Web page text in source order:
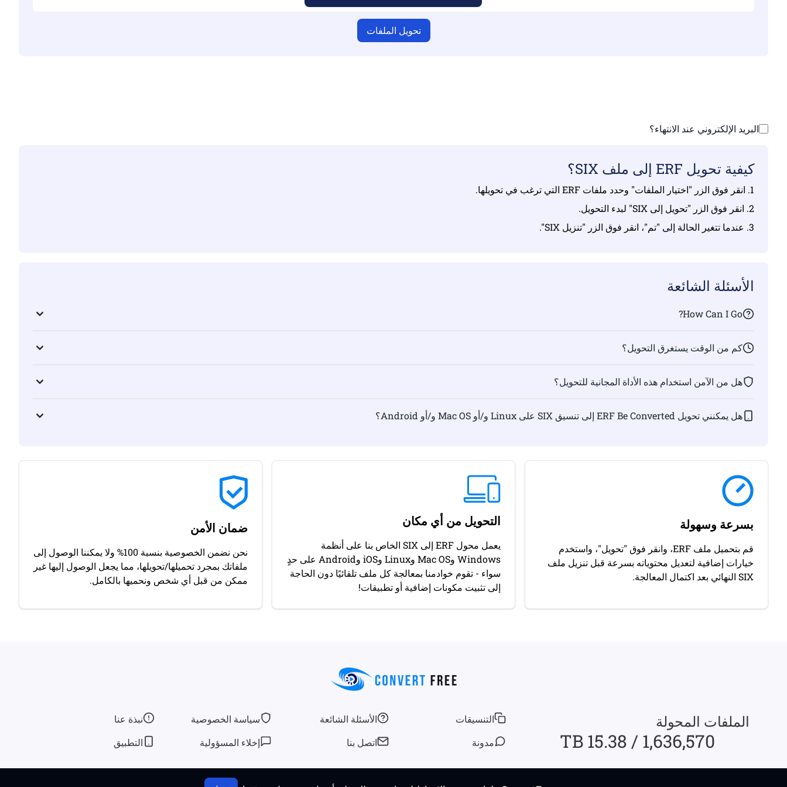
تحويل الملفات
البريد الإلكتروني عند الانتهاء؟
كيفية تحويل ERF إلى ملف SIX؟
1. انقر فوق الزر "اختيار الملفات" وحدد ملفات ERF التي ترغب في تحويلها.
2. انقر فوق الزر "تحويل إلى SIX" لبدء التحويل.
3. عندما تتغير الحالة إلى "تم"، انقر فوق الزر "تنزيل SIX".
الأسئلة الشائعة
How Can I Go?
كم من الوقت يستغرق التحويل؟
هل من الآمن استخدام هذه الأداة المجانية للتحويل؟
هل يمكنني تحويل ERF Be Converted إلى تنسيق SIX على Linux و/أو Mac OS و/أو Android؟
بسرعة وسهولة
قم بتحميل ملف ERF، وانقر فوق "تحويل"، واستخدم
خيارات إضافية لتعديل محتوياته بسرعة قبل تنزيل ملف
SIX النهائي بعد اكتمال المعالجة.
التحويل من أي مكان
يعمل محول ERF إلى SIX الخاص بنا على أنظمة
Windows وMac OS وLinux وiOS وAndroid على حدٍ
سواء - تقوم خوادمنا بمعالجة كل ملف تلقائيًا دون الحاجة
إلى تثبيت مكونات إضافية أو تطبيقات!
ضمان الأمن
نحن نضمن الخصوصية بنسبة 100% ولا يمكننا الوصول إلى
ملفاتك بمجرد تحميلها/تحويلها، مما يجعل الوصول إليها غير
ممكن من قبل أي شخص ونحميها بالكامل.
الملفات المحولة
1,636,570 / 15.38 TB
التنسيقات
مدونة
الأسئلة الشائعة
اتصل بنا
سياسة الخصوصية
إخلاء المسؤولية
نبذة عنا
التطبيق
© 2026
convertfree.com جميع الحقوق محفوظة